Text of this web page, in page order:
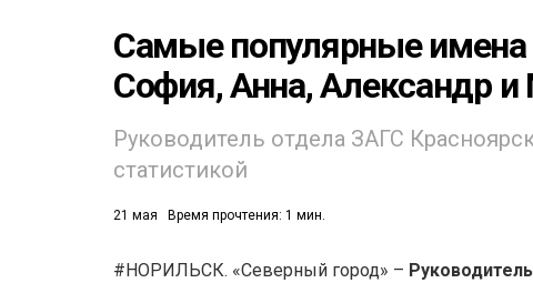
Самые популярные имена
София, Анна, Александр и
Руководитель отдела ЗАГС
статистикой
21 мая Время прочтения: 1 мин.
#НОРИЛЬСК. «Северный город» –